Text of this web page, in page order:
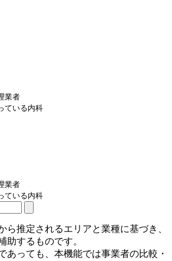
業者
ている内科
業者
ている内科
推定されるエリアと業種に基づき、
助するものです。
あっても、本機能では事業者の比較・